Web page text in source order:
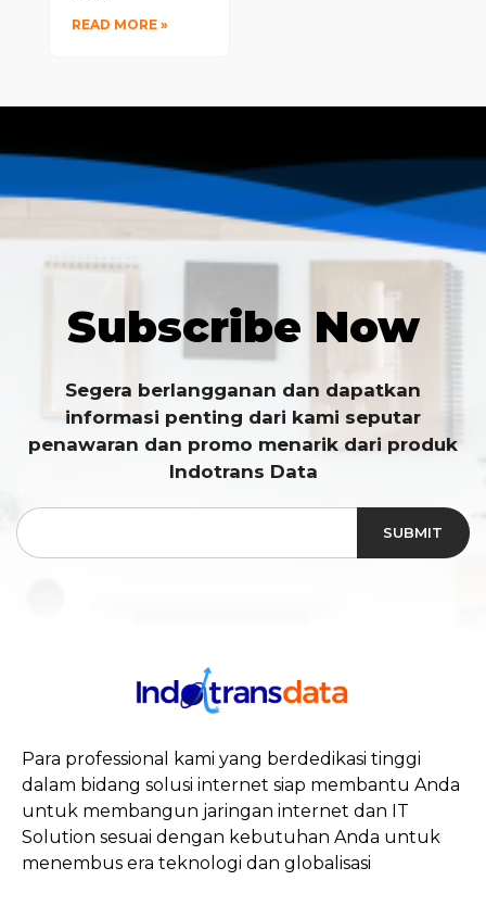
READ MORE »
Subscribe Now
Segera berlangganan dan dapatkan
informasi penting dari kami seputar
penawaran dan promo menarik dari produk
Indotrans Data
SUBMIT
Para professional kami yang berdedikasi tinggi
dalam bidang solusi internet siap membantu Anda
untuk membangun jaringan internet dan IT
Solution sesuai dengan kebutuhan Anda untuk
menembus era teknologi dan globalisasi